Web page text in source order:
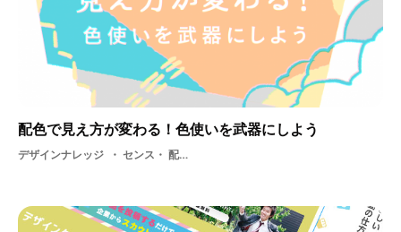
配色で見え方が変わる！色使いを武器にしよう
デザインナレッジ センス・ 配色・ デザイン・ 色・ グラフィック